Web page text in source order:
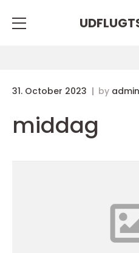
31. October 2023 by admin
middag